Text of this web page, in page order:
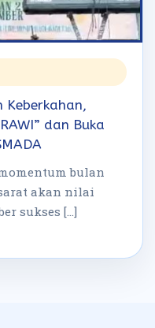
Keberkahan,
dan Buka
bulan
akan nilai
sukses […]